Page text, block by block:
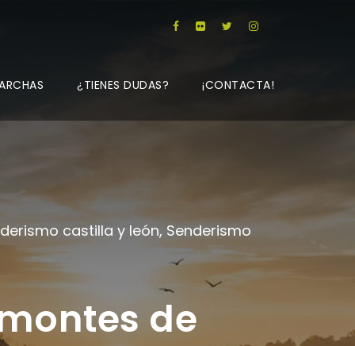
¿TIENES DUDAS? ¡CONTACTA!
castilla y león, Senderismo
de